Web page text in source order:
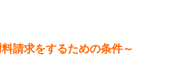
請求をするための条件～